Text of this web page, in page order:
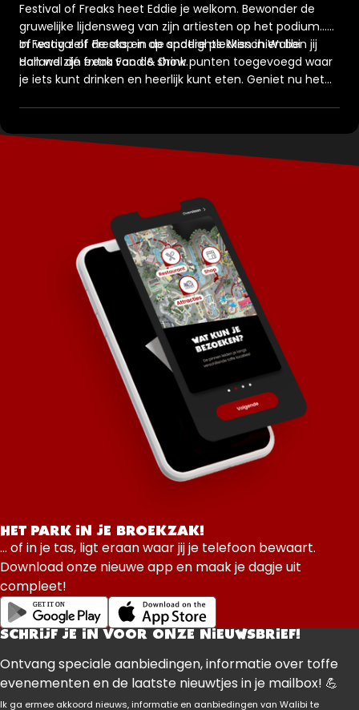
Festival of Freaks heet Eddie je welkom. Bewonder de
gruwelijke lijdensweg van zijn artiesten op het podium…
of waag zelf de stap in de spotlights. Misschien ben jij
dan wel dé freak van de show.
In Festival of Freaks en op andere plekken in Walibi
Holland zijn extra Food & Drink punten toegevoegd waar
je iets kunt drinken en heerlijk kunt eten. Geniet nu het
HET PARK IN JE BROEKZAK!
... of in je tas, ligt eraan waar jij je telefoon bewaart.
Download onze nieuwe app en maak je dagje uit
compleet!
SCHRIJF JE IN VOOR ONZE NIEUWSBRIEF!
Ontvang speciale aanbiedingen, informatie over toffe
evenementen en de laatste nieuwtjes in je mailbox! 💪
Ik ga ermee akkoord nieuws, informatie en aanbiedingen van Walibi te